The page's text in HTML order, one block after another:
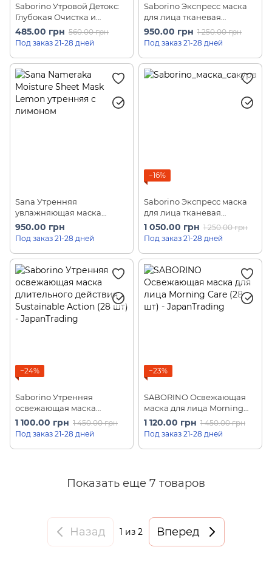
Saborino Утровой Детокс:
Глубокая Очистка и
Восстановление кожи с
тканевой маской Mega-
shot Morning Mask (7 шт)
485.00 грн 560.00 грн
Под заказ 21-28 дней
Saborino Экспресс маска
для лица тканевая
утренняя отбеливающая
"Успей за 60 секунд" Wake
Up Refreshing Mask (32шт)
950.00 грн 1 250.00 грн
Под заказ 21-28 дней
Sana Утренняя
увлажняющая маска
Nameraka Moisture Sheet
Mask Lemon (32 шт)
950.00 грн
Под заказ 21-28 дней
−16%
Saborino Экспресс маска
для лица тканевая
увлажняющая утренняя с
ароматом сакуры "Успевай
за 60 секунд" Morning
Facial Sheet Mask Sakura
(28 шт)
1 050.00 грн 1 250.00 грн
Под заказ 21-28 дней
−24%
Saborino Утренняя
освежающая маска
длительного действия
Sustainable Action (28 шт)
1 100.00 грн 1 450.00 грн
Под заказ 21-28 дней
−23%
SABORINO Освежающая
маска для лица Morning
Care (28 шт)
1 120.00 грн 1 450.00 грн
Под заказ 21-28 дней
Показать еще 7 товаров
Назад 1 из 2 Вперед